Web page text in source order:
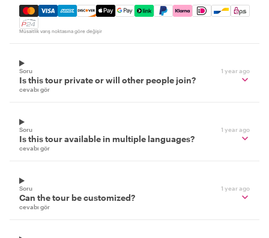
Mastercard, Visa, Amex, Discover, Apple Pay, Google
Müsaitlik varış noktasına göre değişir
Soru 1 year ago
Is this tour private or will other people join?
cevabı gör
Soru 1 year ago
Is this tour available in multiple languages?
cevabı gör
Soru 1 year ago
Can the tour be customized?
cevabı gör